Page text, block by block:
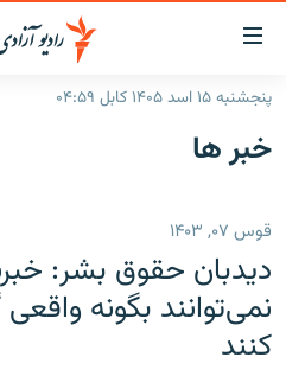
لینک‌های
قابل
دسترسی
به
بازگشت
منوی
اصلی
مراجعه
گزارش‌ها
منطقه
شرق میانه
جهان
افغانستان
جهان
جدول نشرات
مصاحبه‌ها
برنامه‌ها
پنجشنبه ۱۵ اسد ۱۴۰۵ کابل ۰۴:۵۹
خبر ها
قوس ۰۷, ۱۴۰۳
دیدبان حقوق بشر:
نمی‌توانند بگونه
کنند